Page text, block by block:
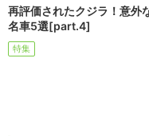
再評価されたクジラ！意外
名車5選[part.4]
特集